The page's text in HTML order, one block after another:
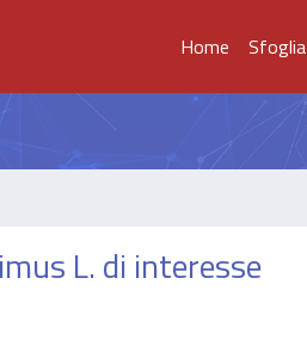
Home Sfoglia
L. di interesse